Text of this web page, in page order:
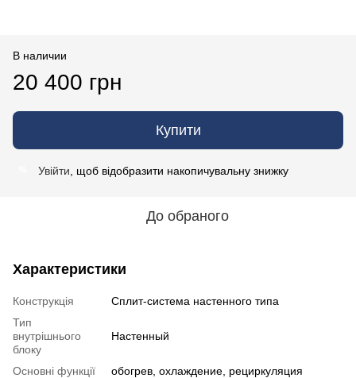
В наличии
20 400 грн
Купити
Увійти , щоб відобразити накопичувальну знижку
До обраного
Характеристики
Конструкція
Cплит-система настенного типа
Тип
внутрішнього
блоку
Настенный
Основні функції
обогрев, охлаждение, рециркуляция